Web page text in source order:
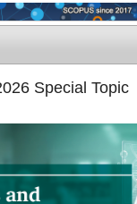
T
o
g
l
e
saved in your
latest files. As a
properly.
Special Topic